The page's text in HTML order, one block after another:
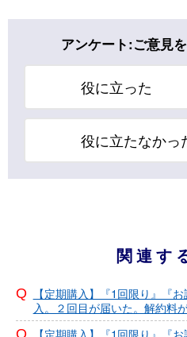
アンケート:ご意見
役に立った
役に立たなかっ
関連す
【定期購入】『1回限り』『
入。２回目が届いた。解約料